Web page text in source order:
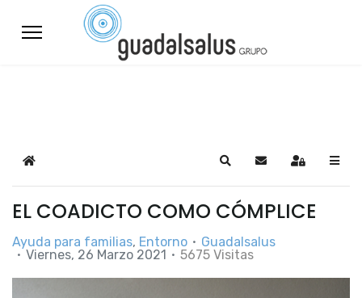
Home SearchSuscribirse a las
Sign In
EL COADICTO COMO CÓMPLICE
Ayuda para familias Entorno
Guadalsalus
Viernes, 26 Marzo 2021
5675 Visitas